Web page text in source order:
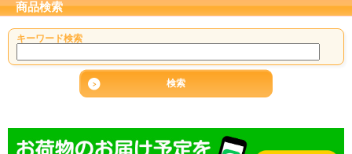
商品検索
キーワード検索